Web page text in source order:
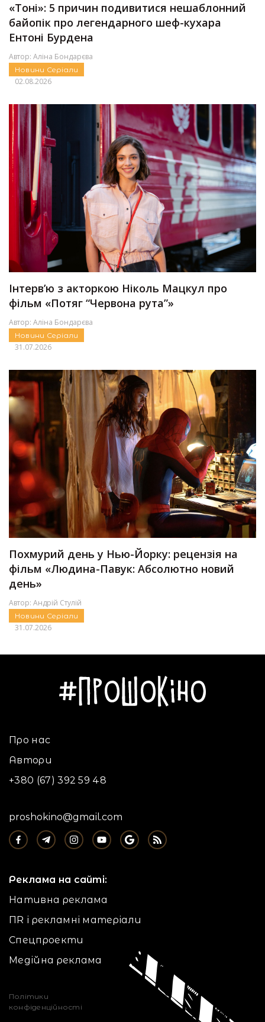
«Тоні»: 5 причин подивитися нешаблонний
байопік про легендарного шеф-кухара
Ентоні Бурдена
Автор: Аліна Бондарєва
Новини Серіали
02.08.2026
Інтерв’ю з акторкою Ніколь Мацкул про
фільм «Потяг “Червона рута”»
Автор: Аліна Бондарєва
Новини Серіали
31.07.2026
Похмурий день у Нью-Йорку: рецензія на
фільм «Людина-Павук: Абсолютно новий
день»
Автор: Андрій Стулій
Новини Серіали
31.07.2026
Про нас
Автори
+380 (67) 392 59 48
proshokino@gmail.com
Реклама на сайті:
Нативна реклама
ПR і рекламні матеріали
Спецпроекти
Медійна реклама
Політики
конфіденційності